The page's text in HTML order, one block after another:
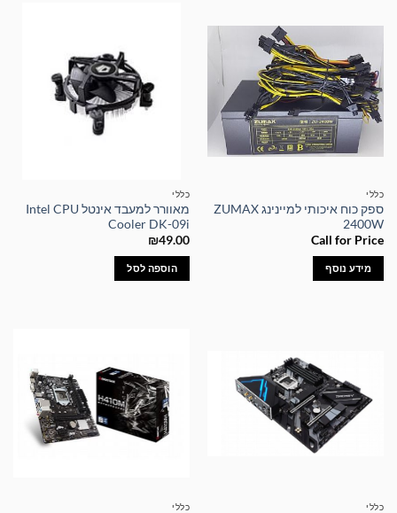
כללי
ספק כוח איכותי למיינינג ZUMAX
2400W
Call for Price
מידע נוסף
כללי
מאוורר למעבד אינטל Intel CPU
Cooler DK-09i
₪49.00
הוספה לסל
כללי כללי